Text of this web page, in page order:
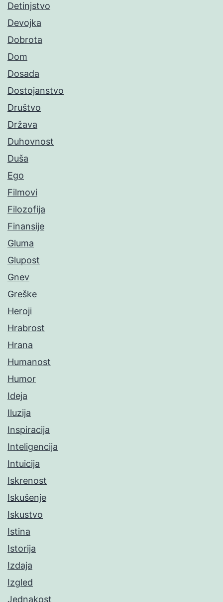
Detinjstvo
Devojka
Dobrota
Dom
Dosada
Dostojanstvo
Društvo
Država
Duhovnost
Duša
Ego
Filmovi
Filozofija
Finansije
Gluma
Glupost
Gnev
Greške
Heroji
Hrabrost
Hrana
Humanost
Humor
Ideja
Iluzija
Inspiracija
Inteligencija
Intuicija
Iskrenost
Iskušenje
Iskustvo
Istina
Istorija
Izdaja
Izgled
Jednakost